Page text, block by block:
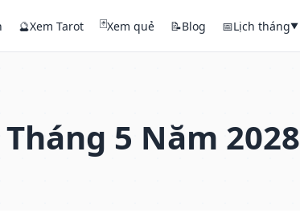
🔮Xem Tarot 🃏Xem quẻ 📝Blog 📅Lịch tháng▼
5 Năm 2028